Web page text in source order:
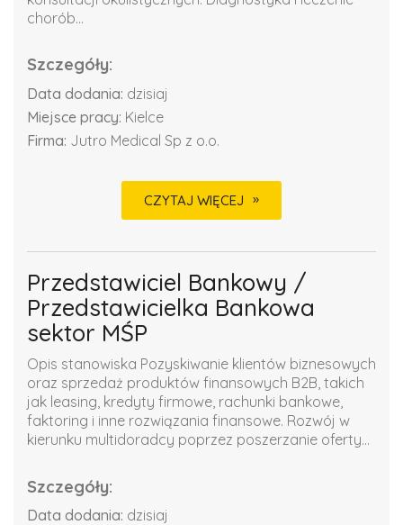
chorób...
Szczegóły:
Data dodania: dzisiaj
Miejsce pracy: Kielce
Firma: Jutro Medical Sp z o.o.
CZYTAJ WIĘCEJ
Przedstawiciel Bankowy /
Przedstawicielka Bankowa
sektor MŚP
Opis stanowiska Pozyskiwanie klientów biznesowych
oraz sprzedaż produktów finansowych B2B, takich
jak leasing, kredyty firmowe, rachunki bankowe,
faktoring i inne rozwiązania finansowe. Rozwój w
kierunku multidoradcy poprzez poszerzanie oferty...
Szczegóły:
Data dodania: dzisiaj